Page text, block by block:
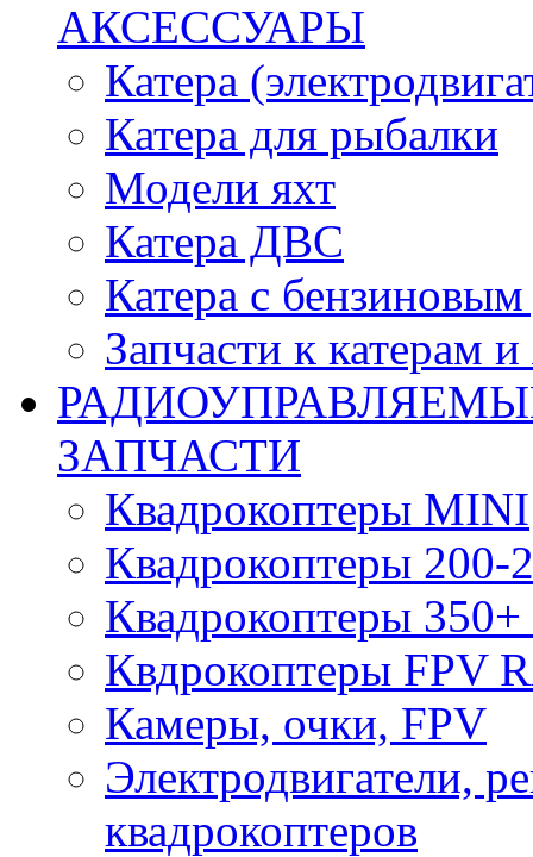
АКСЕССУАРЫ
Катера
Катера для рыбалки
Модели яхт
Катера ДВС
Катера с бензиновым
Запчасти к катерам
ЗАПЧАСТИ
Квадрокоптеры MINI
Квадрокоптеры 200-
Квадрокоптеры 350+
Квдрокоптеры FPV
Камеры, очки, FPV
Электродвигатели,
квадрокоптеров